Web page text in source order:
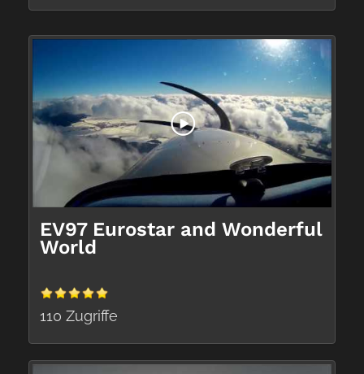
EV97 Eurostar and Wonderful
World
110 Zugriffe